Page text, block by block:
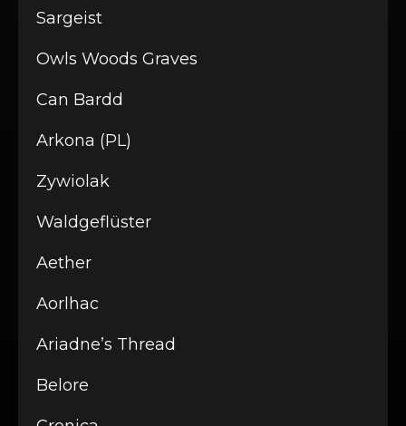
Sargeist
Owls Woods Graves
Can Bardd
Arkona (PL)
Zywiolak
Waldgeflüster
Aether
Aorlhac
Ariadne’s Thread
Belore